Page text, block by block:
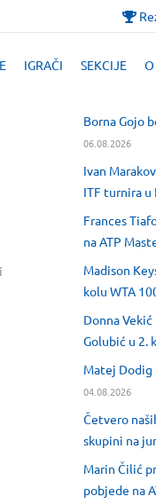
IGRAČI SEKCIJE
Borna Gojo
06.08.2026
Ivan
ITF turnira u
Frances
na ATP
Madison
kolu WTA
Donna
Golubić u 2.
Matej Dodig
04.08.2026
Četvero
skupini na
Marin Čilić
pobjede na